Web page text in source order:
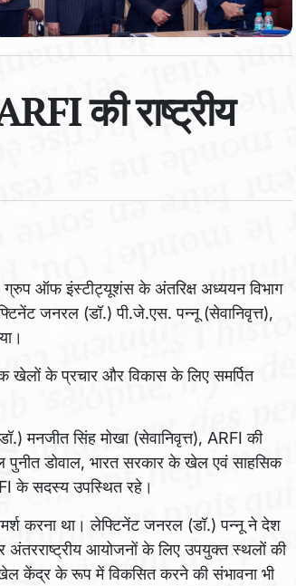
की राष्ट्रीय
ऑफ इंस्टीट्यूशंस के अंतरिक्ष अध्ययन विभाग
जनरल (डॉ.) पी.जे.एस. पन्नू (सेवानिवृत्त),
खेलों के प्रचार और विकास के लिए समर्पित
मनजीत सिंह मोखा (सेवानिवृत्त), ARFI की
डोवाल, भारत सरकार के खेल एवं साहसिक
के सदस्य उपस्थित रहे।
करना था। लेफ्टिनेंट जनरल (डॉ.) पन्नू ने देश
अंतरराष्ट्रीय आयोजनों के लिए उपयुक्त स्थलों की
केंद्र के रूप में विकसित करने की संभावना भी